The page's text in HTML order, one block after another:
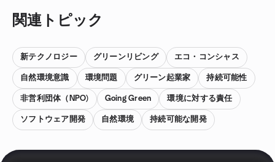
関連トピック
新テクノロジー グリーンリビング エコ・コンシャス
自然環境意識 環境問題 グリーン起業家 持続可能性
非営利団体（NPO) Going Green 環境に対する責任
ソフトウェア開発 自然環境 持続可能な開発